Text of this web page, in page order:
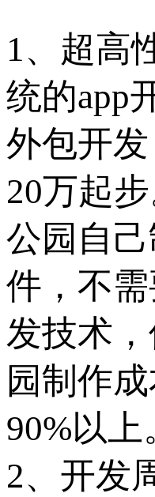
1、超高
统的app
外包开
20万起
公园自
件，不
发技术
园制作
90%以上
2、开发